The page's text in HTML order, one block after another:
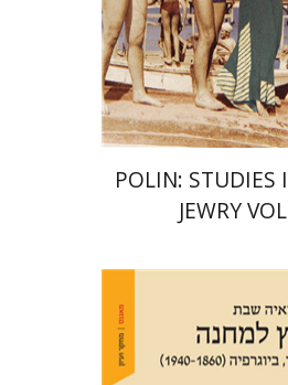
אתר ספר מודפס
$75
$68
POLIN: STUDIES
JEWRY